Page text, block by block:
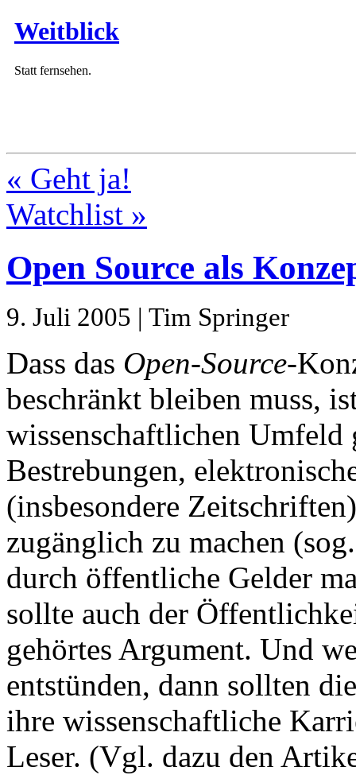
Weitblick
Statt fernsehen.
« Geht ja!
Watchlist »
Open Source als
9. Juli 2005 | Tim Springer
Dass das Open-Source-
beschränkt bleiben muss,
wissenschaftlichen Umfeld
Bestrebungen,
(insbesondere
zugänglich zu machen
durch öffentliche Gelder
sollte auch der
gehörtes Argument. Und
entstünden, dann sollten
ihre wissenschaftliche
Leser. (Vgl. dazu den